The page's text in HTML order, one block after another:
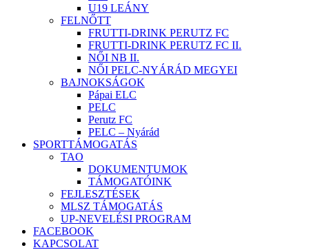
U19 LEÁNY
FELNŐTT
FRUTTI-DRINK PERUTZ FC
FRUTTI-DRINK PERUTZ FC II.
NŐI NB II.
NŐI PELC-NYÁRÁD MEGYEI
BAJNOKSÁGOK
Pápai ELC
PELC
Perutz FC
PELC – Nyárád
SPORTTÁMOGATÁS
TAO
DOKUMENTUMOK
TÁMOGATÓINK
FEJLESZTÉSEK
MLSZ TÁMOGATÁS
UP-NEVELÉSI PROGRAM
FACEBOOK
KAPCSOLAT